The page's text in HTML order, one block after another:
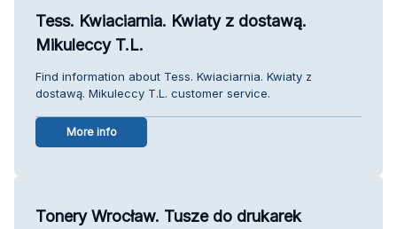
Tess. Kwiaciarnia. Kwiaty z dostawą.
Mikuleccy T.L.
Find information about Tess. Kwiaciarnia. Kwiaty z
dostawą. Mikuleccy T.L. customer service.
More info
Tonery Wrocław. Tusze do drukarek